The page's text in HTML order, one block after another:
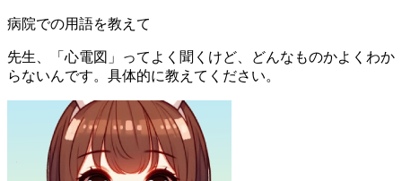
病院での用語を教えて
先生、「心電図」ってよく聞くけど、どんなものかよくわか
らないんです。具体的に教えてください。